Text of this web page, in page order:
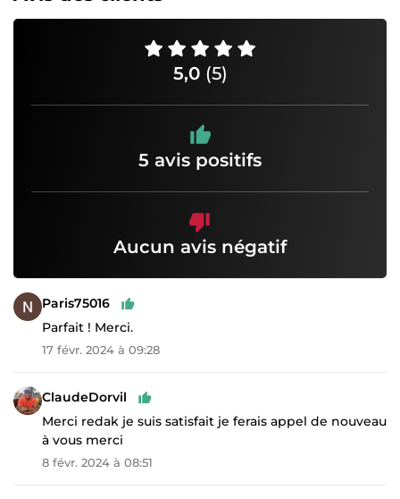
5,0 (5)
5 avis positifs
Aucun avis négatif
Paris75016
Parfait ! Merci.
17 févr. 2024 à 09:28
ClaudeDorvil
Merci redak je suis satisfait je ferais appel de nouveau
à vous merci
8 févr. 2024 à 08:51